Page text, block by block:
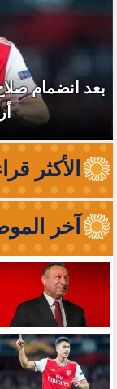
بعد انضمام
الأكثر
آخر